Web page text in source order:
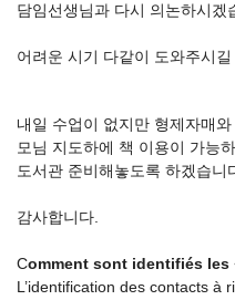
담임선생님과 다시 의논하시겠
어려운 시기 다같이 도와주시길
내일 수업이 없지만 형제자매
모님 지도하에 책 이용이 가능
도서관 준비해놓도록 하겠습니
감사합니다.
Comment sont identifiés les
L’identification des contacts à